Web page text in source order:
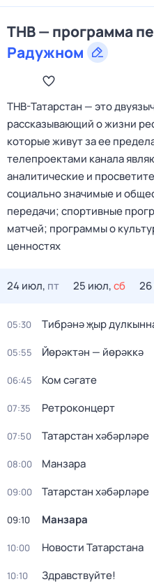
ТНВ — программа
Радужном
ТНВ-Татарстан — это
рассказывающий о жизни
которые живут за ее
телепроектами канала
аналитические и
социально значимые и
передачи; спортивные
матчей; программы о
ценностях
24 июл, пт 25 июл,сб
05:30 Тибрәнә җыр
05:55 Йөрәктән — йөрәккә
06:45 Ком сәгате
07:35 Ретроконцерт
07:50 Татарстан хәбәрләре
08:00 Манзара
09:00 Татарстан хәбәрләре
09:10 Манзара
10:00 Новости Татарстана
10:10 Здравствуйте!